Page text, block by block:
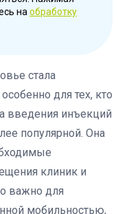
на обработку
стала
для тех, кто
введения инъекций
популярной. Она
клиник и
важно для
мобильностью,